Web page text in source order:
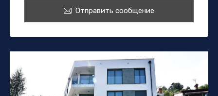
Отправить сообщение